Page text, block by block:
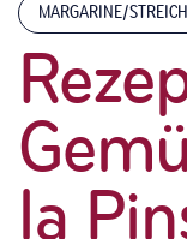
MARGARINE/
la